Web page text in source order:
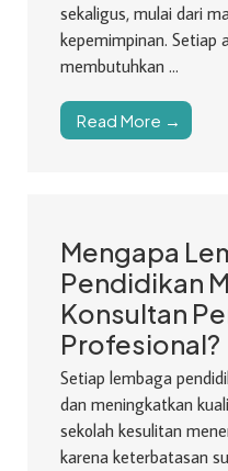
sekaligus, mulai dari
kepemimpinan. Setiap
membutuhkan ...
Read More →
Mengapa
Pendidikan
Konsultan
Profesional?
Setiap lembaga
dan meningkatkan
sekolah kesulitan
karena keterbatasan